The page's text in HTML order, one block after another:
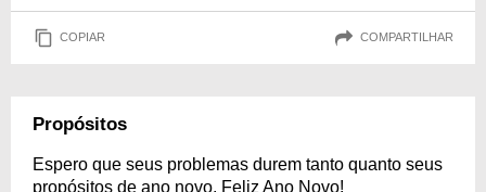
COPIAR COMPARTILHAR
Propósitos
Espero que seus problemas durem tanto quanto seus
propósitos de ano novo. Feliz Ano Novo!